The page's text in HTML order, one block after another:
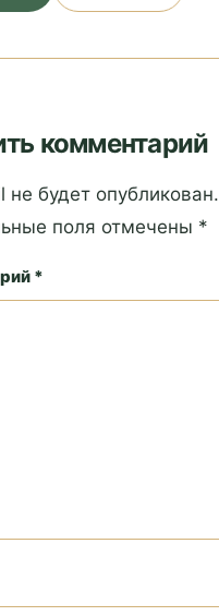
комментарий
не будет опубликован.
поля отмечены *
*